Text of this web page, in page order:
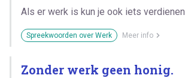
Als er werk is kun je ook iets verdienen.
Spreekwoorden over Werk Meer info
Zonder werk geen honig.